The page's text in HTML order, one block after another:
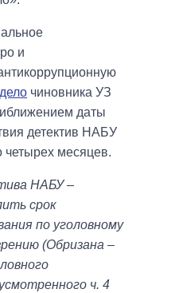
и
чиновника УЗ
даты
детектив НАБУ
четырех месяцев.
НАБУ –
срок
по уголовному
(Обризана –
ч. 4